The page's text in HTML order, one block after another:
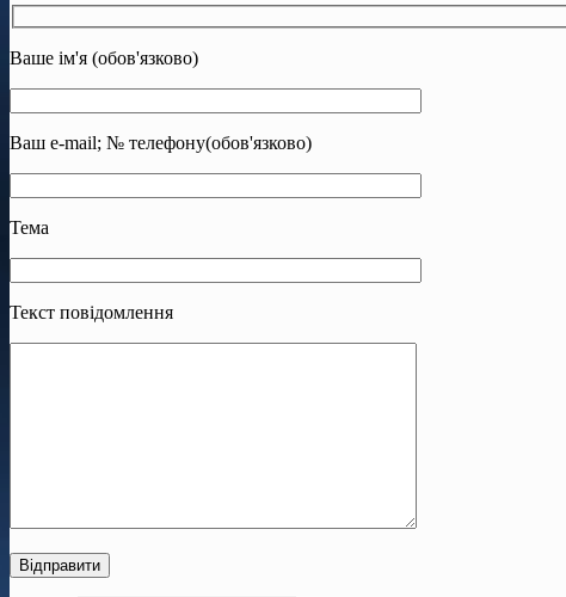
Ваше ім'я (обов'язково)
Ваш e-mail; № телефону(обов'язково)
Тема
Текст повідомлення